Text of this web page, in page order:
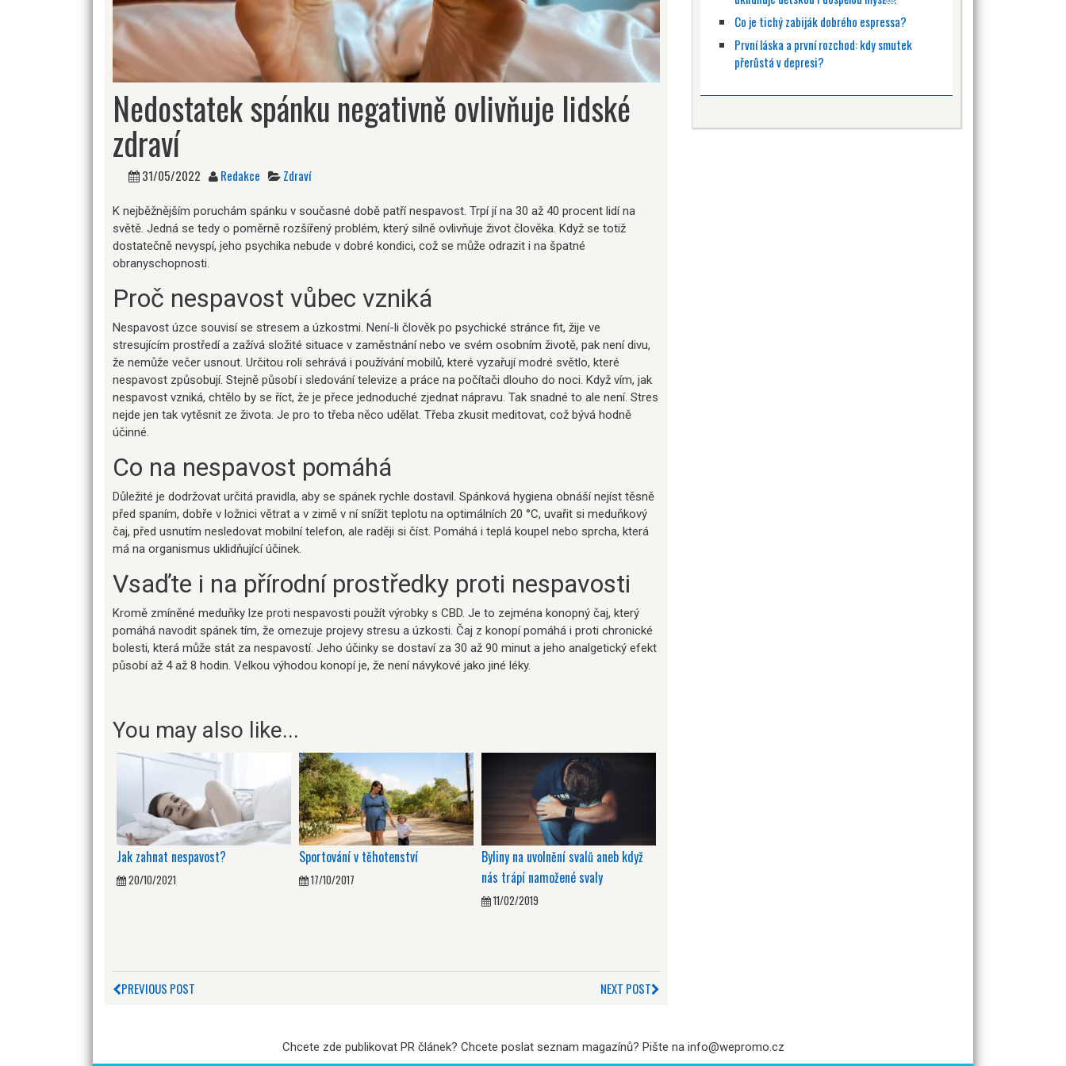
Nedostatek spánku negativně ovlivňuje lidské
zdraví
31/05/2022 Redakce Zdraví
K nejběžnějším poruchám spánku v současné době patří nespavost. Trpí jí na 30 až 40 procent lidí na
světě. Jedná se tedy o poměrně rozšířený problém, který silně ovlivňuje život člověka. Když se totiž
dostatečně nevyspí, jeho psychika nebude v dobré kondici, což se může odrazit i na špatné
obranyschopnosti.
Proč nespavost vůbec vzniká
Nespavost úzce souvisí se stresem a úzkostmi. Není-li člověk po psychické stránce fit, žije ve
stresujícím prostředí a zažívá složité situace v zaměstnání nebo ve svém osobním životě, pak není divu,
že nemůže večer usnout. Určitou roli sehrává i používání mobilů, které vyzařují modré světlo, které
nespavost způsobují. Stejně působí i sledování televize a práce na počítači dlouho do noci. Když vím, jak
nespavost vzniká, chtělo by se říct, že je přece jednoduché zjednat nápravu. Tak snadné to ale není. Stres
nejde jen tak vytěsnit ze života. Je pro to třeba něco udělat. Třeba zkusit meditovat, což bývá hodně
účinné.
Co na nespavost pomáhá
Důležité je dodržovat určitá pravidla, aby se spánek rychle dostavil. Spánková hygiena obnáší nejíst těsně
před spaním, dobře v ložnici větrat a v zimě v ní snížit teplotu na optimálních 20 °C, uvařit si meduňkový
čaj, před usnutím nesledovat mobilní telefon, ale raději si číst. Pomáhá i teplá koupel nebo sprcha, která
má na organismus uklidňující účinek.
Vsaďte i na přírodní prostředky proti nespavosti
Kromě zmíněné meduňky lze proti nespavosti použít výrobky s CBD. Je to zejména konopný čaj, který
pomáhá navodit spánek tím, že omezuje projevy stresu a úzkosti. Čaj z konopí pomáhá i proti chronické
bolesti, která může stát za nespavostí. Jeho účinky se dostaví za 30 až 90 minut a jeho analgetický efekt
působí až 4 až 8 hodin. Velkou výhodou konopí je, že není návykové jako jiné léky.
You may also like...
Jak zahnat nespavost?
20/10/2021
Sportování v těhotenství
17/10/2017
Byliny na uvolnění svalů aneb když
nás trápí namožené svaly
11/02/2019
PREVIOUS POST NEXT POST
Co je tichý zabiják dobrého espressa?
První láska a první rozchod: kdy smutek
přerůstá v depresi?
Chcete zde publikovat PR článek? Chcete poslat seznam magazínů? Pište na info@wepromo.cz